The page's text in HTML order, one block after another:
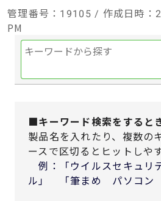
管理番号 ：19105 / 作成日時
PM
■キーワード検索をすると
製品名を入れたり、複数の
ースで区切るとヒットしや
例：「ウイルスセキュリ
ル」 「筆まめ パソコン